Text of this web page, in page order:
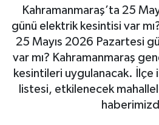
Kahramanmaraş’ta 25
günü elektrik kesintisi var
25 Mayıs 2026 Pazartesi
var mı? Kahramanmaraş
kesintileri uygulanacak. İlçe
listesi, etkilenecek
Güncel
Haberde İnsan
Kültür Sanat
Haber Arşivi